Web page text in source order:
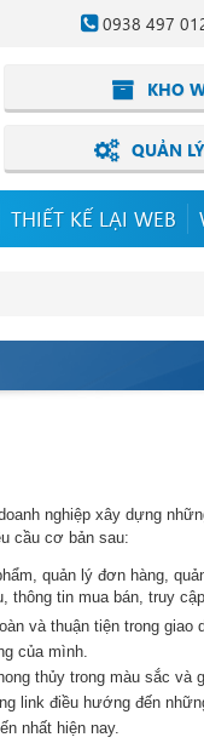
0938 497
KHO
QUẢN
THIẾT KẾ LẠI WEB
nghiệp xây dựng
cầu cơ bản sau:
quản lý đơn hàng,
thông tin mua bán, truy
và thuận tiện trong giao
của mình.
thủy trong màu sắc và
link điều hướng đến
nhất hiện nay.